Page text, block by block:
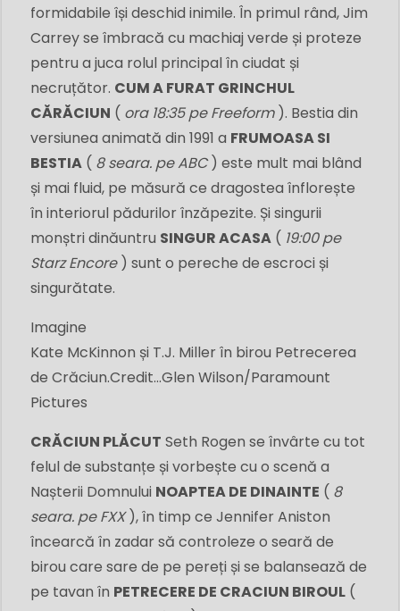
formidabile își deschid inimile. În primul rând, Jim
Carrey se îmbracă cu machiaj verde și proteze
pentru a juca rolul principal în ciudat și
necruțător. CUM A FURAT GRINCHUL
CĂRĂCIUN ( ora 18:35 pe Freeform). Bestia din
versiunea animată din 1991 a FRUMOASA SI
BESTIA ( 8 seara. pe ABC) este mult mai blând
și mai fluid, pe măsură ce dragostea înflorește
în interiorul pădurilor înzăpezite. Și singurii
monștri dinăuntru SINGUR ACASA ( 19:00 pe
Starz Encore) sunt o pereche de escroci și
singurătate.
Imagine
Kate McKinnon și T.J. Miller în birou Petrecerea
de Crăciun.Credit...Glen Wilson/Paramount
Pictures
CRĂCIUN PLĂCUT Seth Rogen se învârte cu tot
felul de substanțe și vorbește cu o scenă a
Nașterii Domnului NOAPTEA DE DINAINTE ( 8
seara. pe FXX), în timp ce Jennifer Aniston
încearcă în zadar să controleze o seară de
birou care sare de pe pereți și se balansează de
pe tavan în PETRECERE DE CRACIUN BIROUL (